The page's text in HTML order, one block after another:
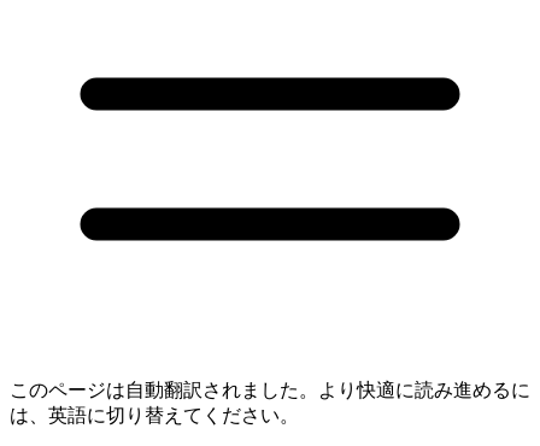
このページは自動翻訳されました。より快適に読み進めるに
は、英語に切り替えてください。